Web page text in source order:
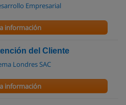
Empresarial
información
del Cliente
Londres SAC
información